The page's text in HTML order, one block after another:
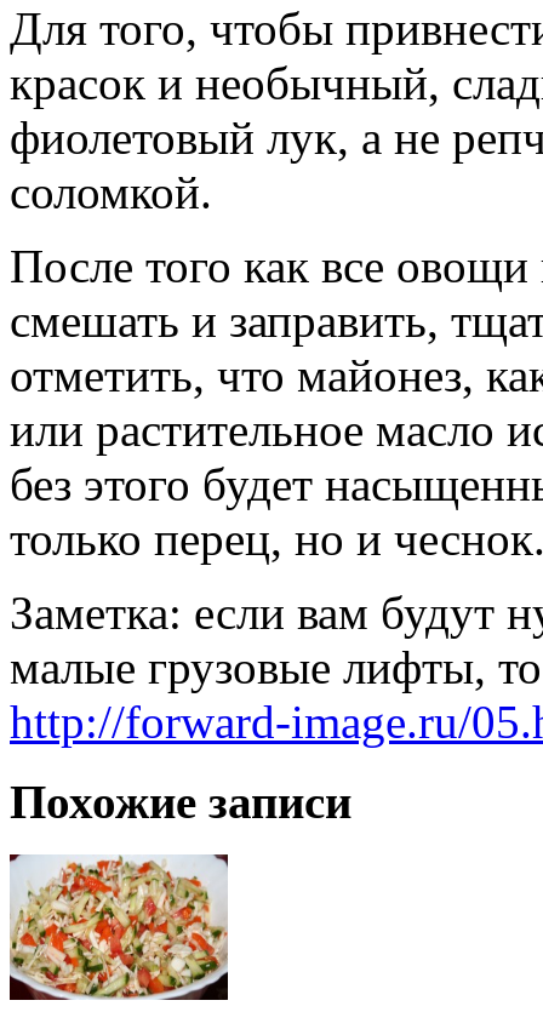
Для того, чтобы
красок и необычный,
фиолетовый лук, а не
соломкой.
После того как все
смешать и заправить,
отметить, что майонез,
или растительное масло
без этого будет
только перец, но и
Заметка: если вам будут
малые грузовые лифты,
http://forward-image.ru/
Похожие записи